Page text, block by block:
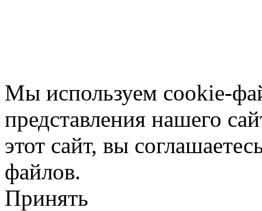
Мы используем cookie-
представления нашего
этот сайт, вы
файлов.
Принять